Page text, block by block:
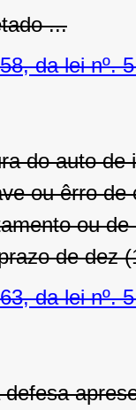
...
da lei nº.
do auto
ou êrro
ou
de dez
da lei nº.